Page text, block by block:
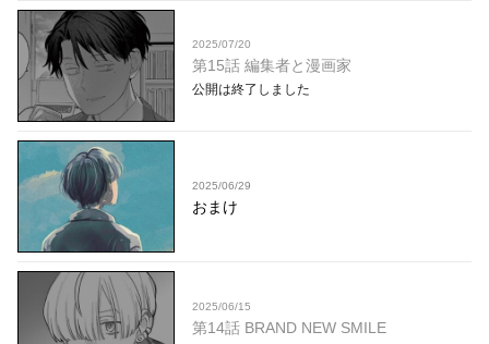
2025/07/20
第15話 編集者と漫画家
公開は終了しました
2025/06/29
おまけ
2025/06/15
第14話 BRAND NEW SMILE